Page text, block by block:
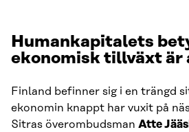
Humankapitalets
ekonomisk tillväxt är
Finland befinner sig i en trängd
ekonomin knappt har vuxit på
Sitras överombudsman Atte